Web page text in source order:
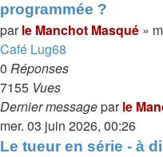
programmée ?
parle Manchot Masqué »
Café Lug68
0 Réponses
7155 Vues
Dernier messageparle
mer. 03 juin 2026, 00:26
Le tueur en série - à